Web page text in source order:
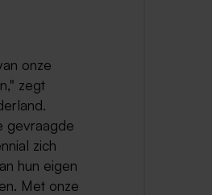
onze
zegt
gevraagde
zich
hun eigen
Met onze